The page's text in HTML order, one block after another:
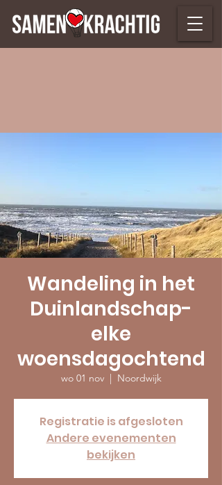
Wandeling in het
Duinlandschap-
elke
woensdagochtend
wo 01 nov
  |
Noordwijk
Registratie is afgesloten
Andere evenementen
bekijken